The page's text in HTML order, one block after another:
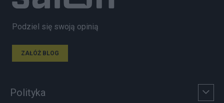
Podziel się swoją opinią
ZAŁÓŻ BLOG
Polityka